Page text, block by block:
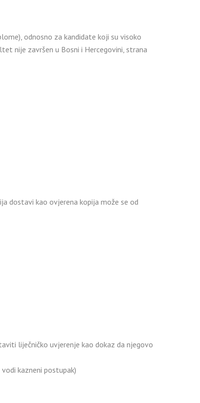
odnosno za kandidate koji su visoko
nije završen u Bosni i Hercegovini, strana
dostavi kao ovjerena kopija može se od
liječničko uvjerenje kao dokaz da njegovo
kazneni postupak)